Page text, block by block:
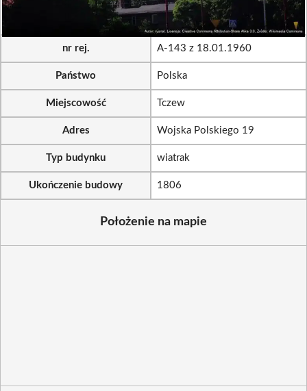
nr rej. A-143 z 18.01.1960
Państwo Polska
Miejscowość Tczew
Adres Wojska Polskiego 19
Typ budynku wiatrak
Ukończenie budowy 1806
Położenie na mapie